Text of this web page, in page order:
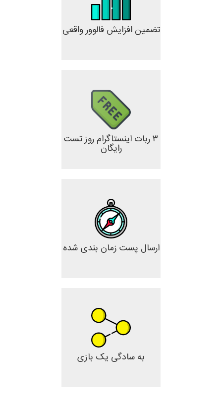
تضمین افزایش فالوور واقعی
۳ ربات اینستاگرام روز تست
رایگان
ارسال پست زمان بندی شده
به سادگی یک بازی